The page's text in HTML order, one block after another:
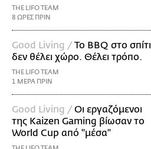
THE LIFO TEAM
8 ΩΡΕΣ ΠΡΙΝ
Good Living /Το BBQ στο σπίτι
δεν θέλει χώρο. Θέλει τρόπο.
THE LIFO TEAM
1 ΜΕΡΑ ΠΡΙΝ
Good Living /Οι εργαζόμενοι
της Kaizen Gaming βίωσαν το
World Cup από "μέσα"